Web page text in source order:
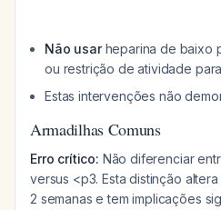
Não usarheparina de baixo
ou restrição de atividade
Estas intervenções não
Armadilhas Comuns
Erro crítico: Não diferenciar
versus <p3. Esta distinção
2 semanas e tem implicações